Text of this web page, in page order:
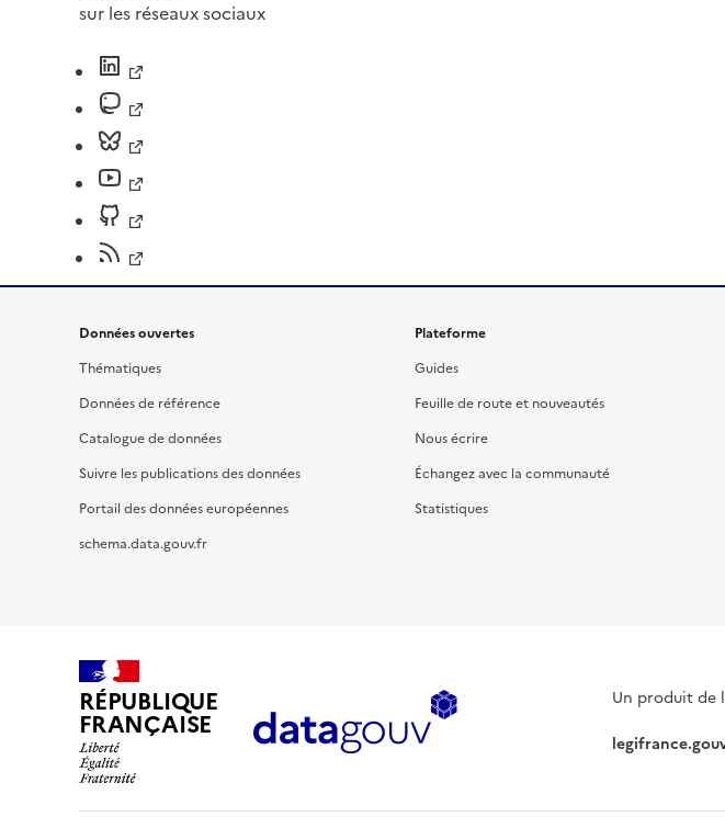
sur les réseaux sociaux
Données ouvertes
Thématiques
Données de référence
Catalogue de données
Suivre les publications des données
Portail des données européennes
schema.data.gouv.fr
Plateforme
Guides
Feuille de route et nouveautés
Nous écrire
Échangez avec la communauté
Statistiques
RÉPUBLIQUE
FRANÇAISE
Un produit de